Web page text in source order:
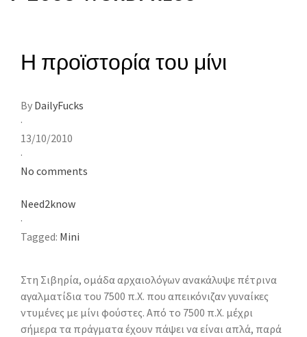
Η προϊστορία του μίνι
By DailyFucks
·
13/10/2010
·
No comments
Need2know
·
Tagged: Mini
Στη Σιβηρία, ομάδα αρχαιολόγων ανακάλυψε πέτρινα
αγαλματίδια του 7500 π.Χ. που απεικόνιζαν γυναίκες
ντυμένες με μίνι φούστες. Από το 7500 π.Χ. μέχρι
σήμερα τα πράγματα έχουν πάψει να είναι απλά, παρά